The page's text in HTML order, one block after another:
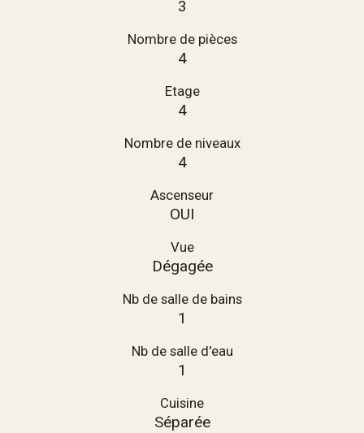
3
Nombre de pièces
4
Etage
4
Nombre de niveaux
4
Ascenseur
OUI
Vue
Dégagée
Nb de salle de bains
1
Nb de salle d'eau
1
Cuisine
Séparée